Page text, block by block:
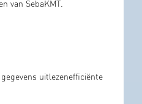
van SebaKMT.
uitlezenefficiënte